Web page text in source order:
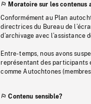
Moratoire sur les contenus
Conformément au Plan
directrices du Bureau de
d’archivage avec
Entre-temps, nous avons
représentant des participants
comme Autochtones
Contenu sensible?